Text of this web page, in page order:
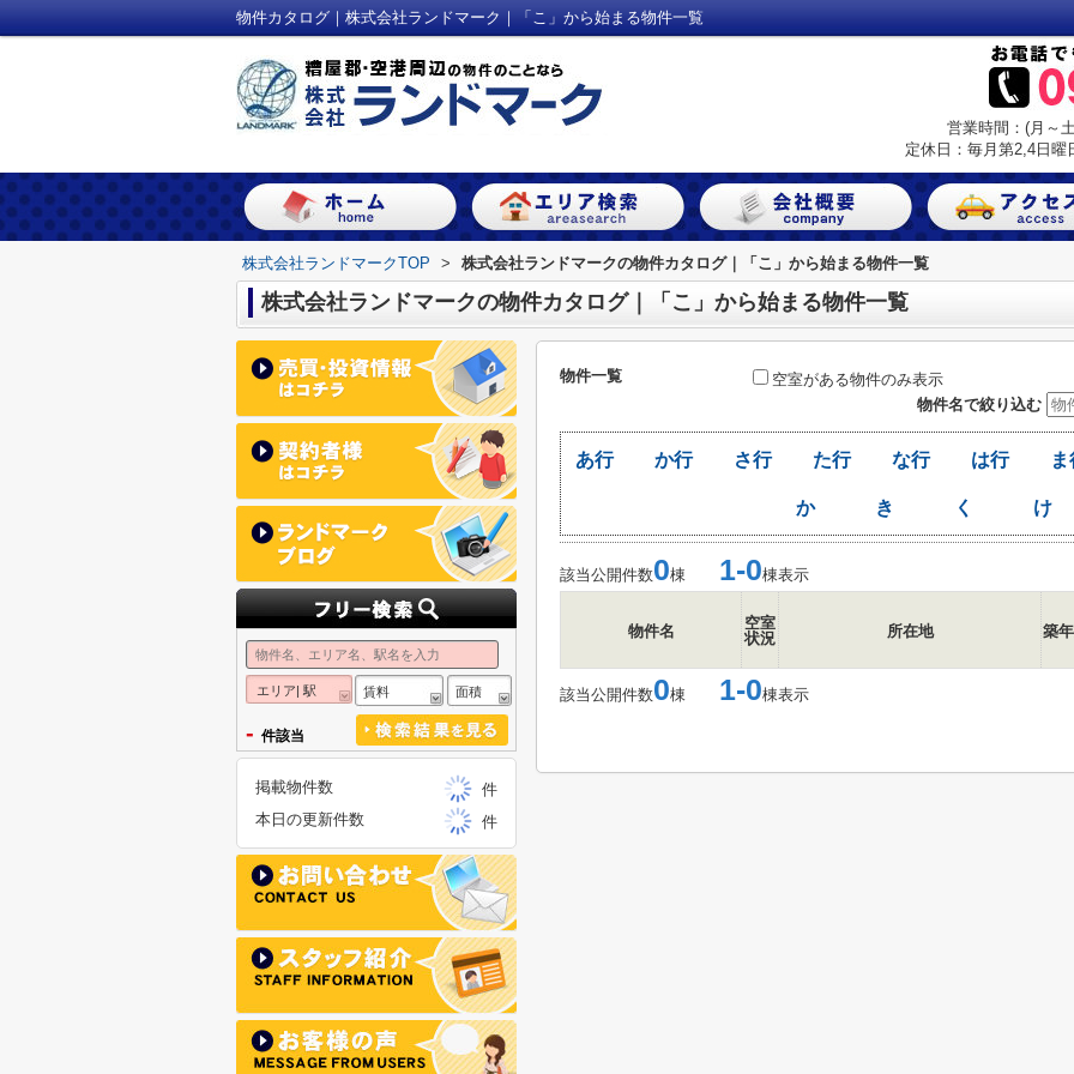
物件カタログ｜株式会社ランドマーク｜「こ」から始まる物件一覧
営業時間：(月～
定休日：毎月第2,4日曜
株式会社ランドマークTOP > 株式会社ランドマークの物件カタログ｜「こ」から始まる物件一覧
株式会社ランドマークの物件カタログ｜「こ」から始まる物件一覧
物件一覧
空室がある物件のみ表示
物件名で絞り込む
あ行 か行 さ行 た行 な行 は行
か き く け
該当公開件数0棟 1-0棟表示
物件名
空室
状況
所在地 築
該当公開件数0棟 1-0棟表示
エリア| 駅 賃料 面積
- 件該当
掲載物件数
件
本日の更新件数
件